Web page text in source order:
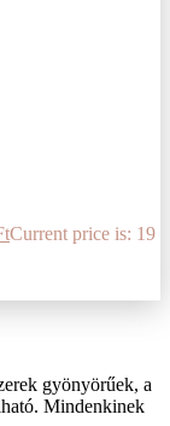
Current price is: 19
gyönyörűek, a
Mindenkinek